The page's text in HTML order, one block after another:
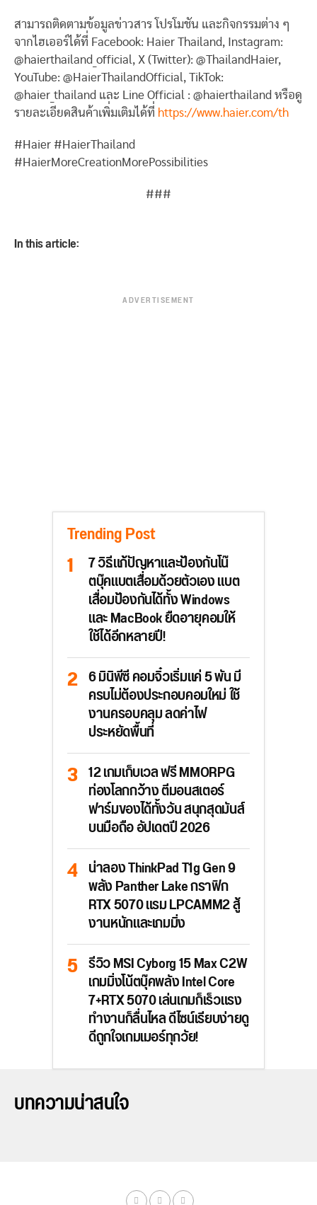
สามารถติดตามข้อมูลข่าวสาร โปรโมชัน และกิจกรรมต่าง ๆ
จากไฮเออร์ได้ที่ Facebook: Haier Thailand, Instagram:
@haierthailand_official, X (Twitter): @ThailandHaier,
YouTube: @HaierThailandOfficial, TikTok:
@haier_thailand และ Line Official : @haierthailand หรือดู
รายละเอียดสินค้าเพิ่มเติมได้ที่ https://www.haier.com/th
#Haier #HaierThailand
#HaierMoreCreationMorePossibilities
###
In this article:
ADVERTISEMENT
Trending Post
7 วิธีแก้ปัญหาและป้องกันโน๊
ตบุ๊คแบตเสื่อมด้วยตัวเอง แบต
เสื่อมป้องกันได้ทั้ง Windows
และ MacBook ยืดอายุคอมให้
ใช้ได้อีกหลายปี!
6 มินิพีซี คอมจิ๋วเริ่มแค่ 5 พัน มี
ครบไม่ต้องประกอบคอมใหม่ ใช้
งานครอบคลุม ลดค่าไฟ
ประหยัดพื้นที่
12 เกมเก็บเวล ฟรี MMORPG
ท่องโลกกว้าง ตีมอนสเตอร์
ฟาร์มของได้ทั้งวัน สนุกสุดมันส์
บนมือถือ อัปเดตปี 2026
น่าลอง ThinkPad T1g Gen 9
พลัง Panther Lake กราฟิก
RTX 5070 แรม LPCAMM2 สู้
งานหนักและเกมมิ่ง
รีวิว MSI Cyborg 15 Max C2W
เกมมิ่งโน้ตบุ๊คพลัง Intel Core
7+RTX 5070 เล่นเกมก็เร็วแรง
ทำงานก็ลื่นไหล ดีไซน์เรียบง่ายดู
ดีถูกใจเกมเมอร์ทุกวัย!
บทความน่าสนใจ